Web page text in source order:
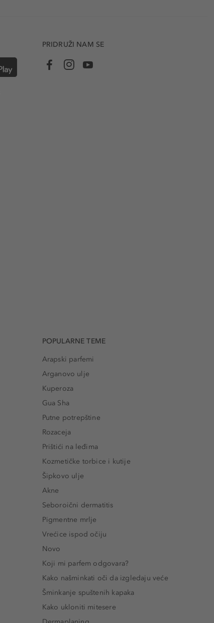
PRIDRUŽI NAM SE
POPULARNE TEME
Arapski parfemi
Arganovo ulje
Kuperoza
Gua Sha
Putne potrepštine
Rozaceja
Prištići na leđima
Kozmetičke torbice i kutije
Šipkovo ulje
Akne
Seboroični dermatitis
Pigmentne mrlje
Vrećice ispod očiju
Novo
Koji mi parfem odgovara?
Kako našminkati oči da izgledaju veće
Šminkanje spuštenih kapaka
Kako ukloniti mitesere